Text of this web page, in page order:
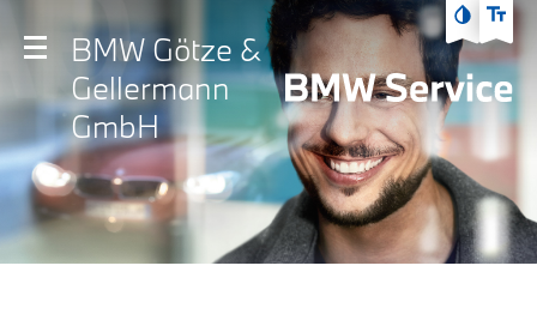
Zum Hauptmenü
Zum Inhalt
Zur Fußzeile
BMW Götze &
Gellermann
GmbH